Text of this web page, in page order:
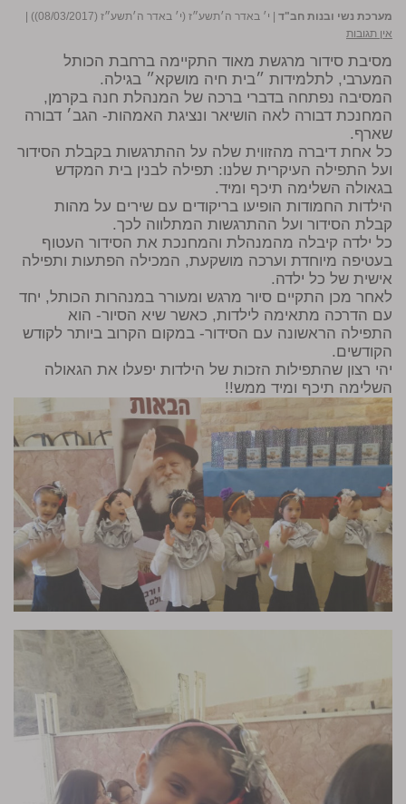
מערכת נשי ובנות חב"ד י׳ באדר ה׳תשע״ז (י׳ באדר ה׳תשע״ז (08/03/2017))
אין תגובות
מסיבת סידור מרגשת מאוד התקיימה ברחבת הכותל
המערבי, לתלמידות ״בית חיה מושקא״ בגילה.
המסיבה נפתחה בדברי ברכה של המנהלת חנה בקרמן,
המחנכת דבורה לאה הושיאר ונציגת האמהות- הגב׳ דבורה
שארף.
כל אחת דיברה מהזווית שלה על ההתרגשות בקבלת הסידור
ועל התפילה העיקרית שלנו: תפילה לבנין בית המקדש
בגאולה השלימה תיכף ומיד.
הילדות החמודות הופיעו בריקודים עם שירים על מהות
קבלת הסידור ועל ההתרגשות המתלווה לכך.
כל ילדה קיבלה מהמנהלת והמחנכת את הסידור העטוף
בעטיפה מיוחדת וערכה מושקעת, המכילה הפתעות ותפילה
אישית של כל ילדה.
לאחר מכן התקיים סיור מרגש ומעורר במנהרות הכותל, יחד
עם הדרכה מתאימה לילדות, כאשר שיא הסיור- הוא
התפילה הראשונה עם הסידור- במקום הקרוב ביותר לקודש
הקודשים.
יהי רצון שהתפילות הזכות של הילדות יפעלו את הגאולה
השלימה תיכף ומיד ממש!!